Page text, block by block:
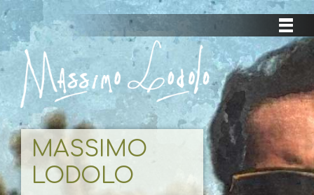
MASSIMO
LODOLO